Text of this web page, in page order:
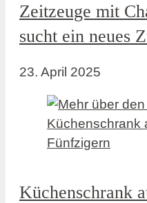
Zeitzeuge mit
sucht ein neues
23. April 2025
Küchenschrank